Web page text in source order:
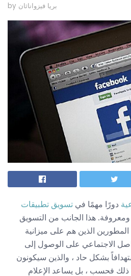
by بريا فيزواناثان
دورًا مهمًا في تسويق تطبيقات
هذا الجانب من التسويق
الذين هم على ميزانية
الاجتماعي على الوصول إلى
بشكل حاد ، والذين سيكونون
فحسب ، بل يساعد الإعلام